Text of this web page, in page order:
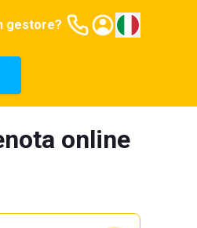
gestore?
online